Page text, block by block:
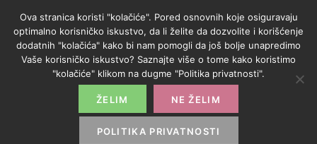
KATEGORIJA:
STONI TENIS
STONI TENIS
Ova stranica koristi "kolačiće". Pored osnovnih koje osiguravaju
optimalno korisničko iskustvo, da li želite da dozvolite i korišćenje
dodatnih "kolačića" kako bi nam pomogli da još bolje unapredimo
Vaše korisničko iskustvo? Saznajte više o tome kako koristimo
"kolačiće" klikom na dugme "Politika privatnosti".
ŽELIM NE ŽELIM
POLITIKA PRIVATNOSTI